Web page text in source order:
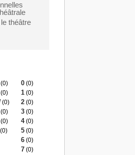
théâtre
(0)
(0)
(0)
(0)
0(0)
1(0)
2(0)
3(0)
4(0)
5(0)
6(0)
7(0)